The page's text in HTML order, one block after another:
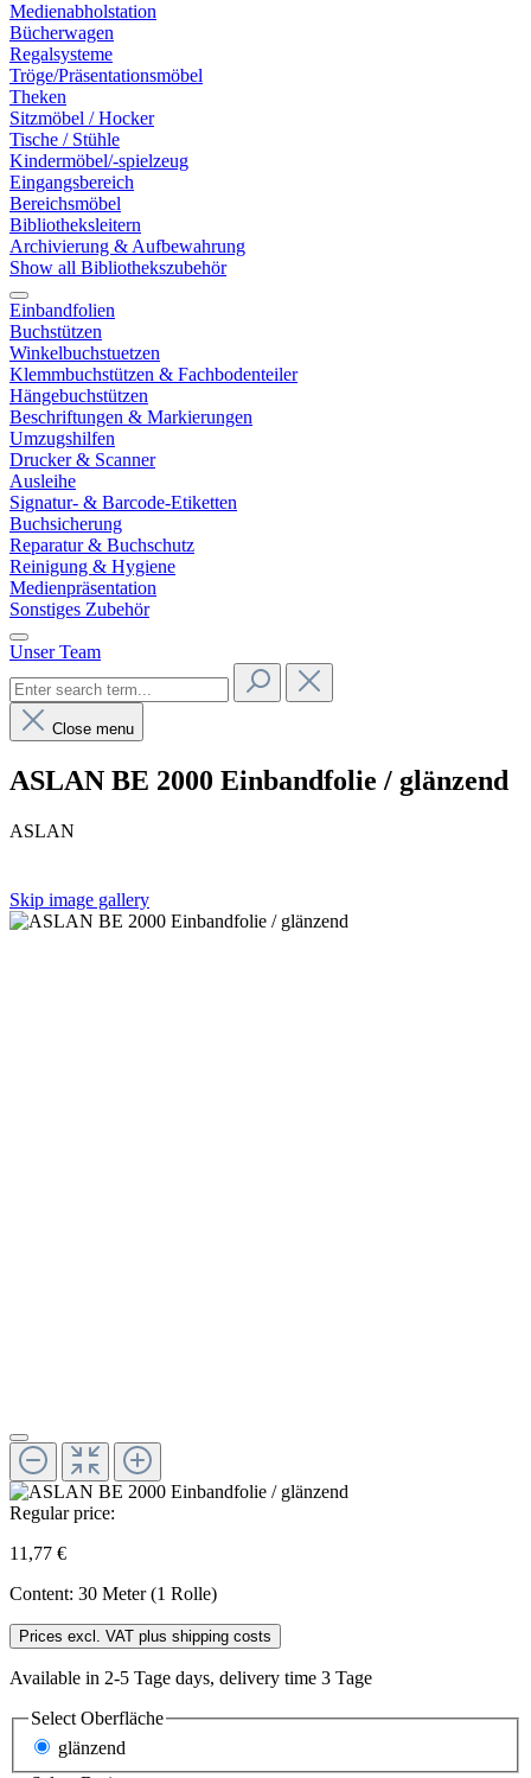
Medienabholstation
Bücherwagen
Regalsysteme
Tröge/Präsentationsmöbel
Theken
Sitzmöbel / Hocker
Tische / Stühle
Kindermöbel/-spielzeug
Eingangsbereich
Bereichsmöbel
Bibliotheksleitern
Archivierung & Aufbewahrung
Show all Bibliothekszubehör
Einbandfolien
Buchstützen
Winkelbuchstuetzen
Klemmbuchstützen & Fachbodenteiler
Hängebuchstützen
Beschriftungen & Markierungen
Umzugshilfen
Drucker & Scanner
Ausleihe
Signatur- & Barcode-Etiketten
Buchsicherung
Reparatur & Buchschutz
Reinigung & Hygiene
Medienpräsentation
Sonstiges Zubehör
Unser Team
Close menu
ASLAN BE 2000 Einbandfolie / glänzend
ASLAN
Skip image gallery
Regular price:
11,77 €
Content: 30 Meter (1 Rolle)
Prices excl. VAT plus shipping costs
Available in 2-5 Tage days, delivery time 3 Tage
Select Oberfläche
glänzend